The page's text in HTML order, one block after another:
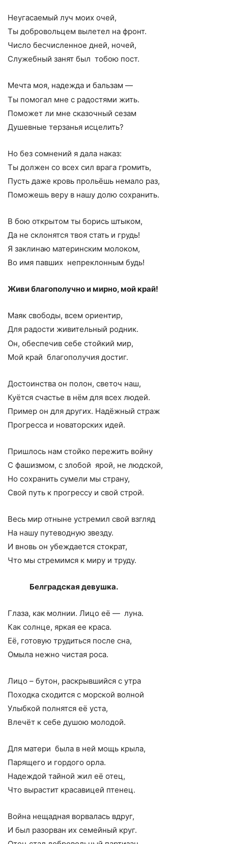
Неугасаемый луч моих очей,
Ты добровольцем вылетел на фронт.
Число бесчисленное дней, ночей,
Служебный занят был тобою пост.
Мечта моя, надежда и бальзам —
Ты помогал мне с радостями жить.
Поможет ли мне сказочный сезам
Душевные терзанья исцелить?
Но без сомнений я дала наказ:
Ты должен со всех сил врага громить,
Пусть даже кровь прольёшь немало раз,
Поможешь веру в нашу долю сохранить.
В бою открытом ты борись штыком,
Да не склонятся твоя стать и грудь!
Я заклинаю материнским молоком,
Во имя павших непреклонным будь!
Живи благополучно и мирно, мой край!
Маяк свободы, всем ориентир,
Для радости живительный родник.
Он, обеспечив себе стойкий мир,
Мой край благополучия достиг.
Достоинства он полон, светоч наш,
Куётся счастье в нём для всех людей.
Пример он для других. Надёжный страж
Прогресса и новаторских идей.
Пришлось нам стойко пережить войну
С фашизмом, с злобой ярой, не людской,
Но сохранить сумели мы страну,
Свой путь к прогрессу и свой строй.
Весь мир отныне устремил свой взгляд
На нашу путеводную звезду.
И вновь он убеждается стократ,
Что мы стремимся к миру и труду.
Белградская девушка.
Глаза, как молнии. Лицо её — луна.
Как солнце, яркая ее краса.
Её, готовую трудиться после сна,
Омыла нежно чистая роса.
Лицо – бутон, раскрывшийся с утра
Походка сходится с морской волной
Улыбкой полнятся её уста,
Влечёт к себе душою молодой.
Для матери была в ней мощь крыла,
Парящего и гордого орла.
Надеждой тайной жил её отец,
Что вырастит красавицей птенец.
Война нещадная ворвалась вдруг,
И был разорван их семейный круг.